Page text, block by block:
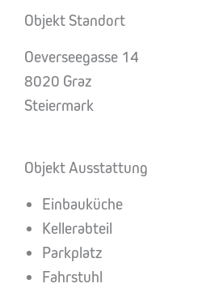
Objekt Standort
Oeverseegasse 14
8020 Graz
Steiermark
Objekt Ausstattung
Einbauküche
Kellerabteil
Parkplatz
Fahrstuhl